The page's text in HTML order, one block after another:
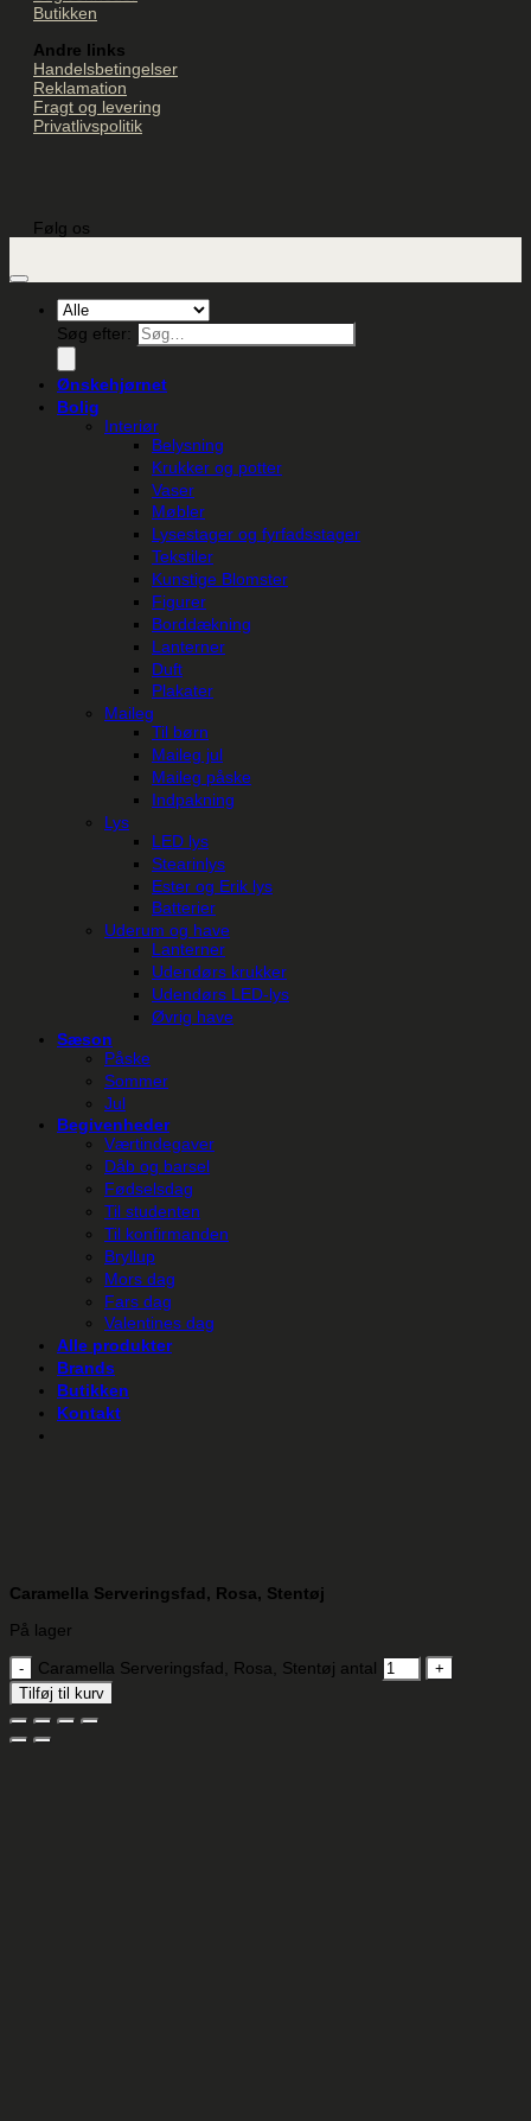
Butikken
Andre links
Handelsbetingelser
Reklamation
Fragt og levering
Privatlivspolitik
Følg os
Søg efter:
Ønskehjørnet
Bolig
Interiør
Belysning
Krukker og potter
Vaser
Møbler
Lysestager og fyrfadsstager
Tekstiler
Kunstige Blomster
Figurer
Borddækning
Lanterner
Duft
Plakater
Maileg
Til børn
Maileg jul
Maileg påske
Indpakning
Lys
LED lys
Stearinlys
Ester og Erik lys
Batterier
Uderum og have
Lanterner
Udendørs krukker
Udendørs LED-lys
Øvrig have
Sæson
Påske
Sommer
Jul
Begivenheder
Værtindegaver
Dåb og barsel
Fødselsdag
Til studenten
Til konfirmanden
Bryllup
Mors dag
Fars dag
Valentines dag
Alle produkter
Brands
Butikken
Kontakt
Caramella Serveringsfad, Rosa, Stentøj
På lager
Caramella Serveringsfad, Rosa, Stentøj antal
Tilføj til kurv